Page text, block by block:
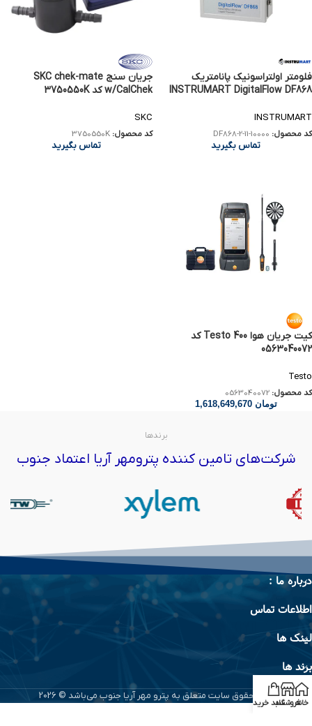
فلومتر اولتراسونیک پانامتریک
INSTRUMART DigitalFlow DF868
INSTRUMART
کد محصول: DF868-2-11-10000
تماس بگیرید
جریان سنج SKC chek-mate
w/CalChek کد 3750550K
SKC
کد محصول: 3750550K
تماس بگیرید
کیت جریان هوا Testo 400 کد
0563040072
Testo
کد محصول: 0563040072
تومان 1,618,649,670
برندها
شرکت‌های تامین کننده پترومهر آریا اعتماد جنوب
درباره ما :
اطلاعات تماس
لینک ها
برند ها
تمام حقوق سایت متعلق به پترو مهر آریا جنوب می‌باشد © 2026
خانهفروشگاهسبد خرید